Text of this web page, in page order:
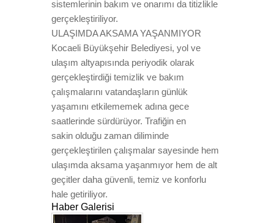
sistemlerinin bakım ve onarımı da titizlikle
gerçekleştiriliyor.
ULAŞIMDA AKSAMA YAŞANMIYOR
Kocaeli Büyükşehir Belediyesi, yol ve
ulaşım altyapısında periyodik olarak
gerçekleştirdiği temizlik ve bakım
çalışmalarını vatandaşların günlük
yaşamını etkilememek adına gece
saatlerinde sürdürüyor. Trafiğin en
sakin olduğu zaman diliminde
gerçekleştirilen çalışmalar sayesinde hem
ulaşımda aksama yaşanmıyor hem de alt
geçitler daha güvenli, temiz ve konforlu
hale getiriliyor.
Haber Galerisi